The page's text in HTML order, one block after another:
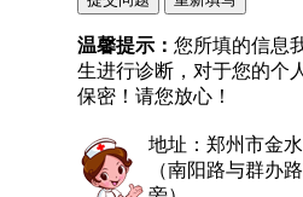
温馨提示： 您所填的信息
生进行诊断，对于您的个
保密！请您放心！
地址：郑州市金
（南阳路与群办